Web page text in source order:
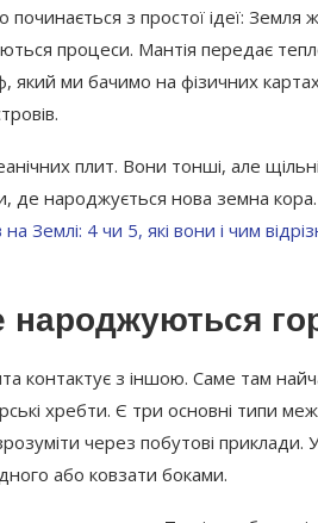
починається з простої ідеї:
процеси. Мантія передає
ми бачимо на фізичних
плит. Вони тонші, але
де народжується нова земна
на Землі: 4 чи 5, які вони і чим
контактує з іншою. Саме там
хребти. Є три основні типи
через побутові
або ковзати боками.